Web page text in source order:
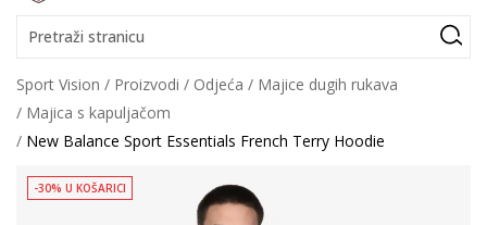
Pretraži stranicu
Sport Vision Proizvodi Odjeća
Majice dugih rukava
Majica s kapuljačom
New Balance Sport Essentials French Terry Hoodie
-30% U KOŠARICI